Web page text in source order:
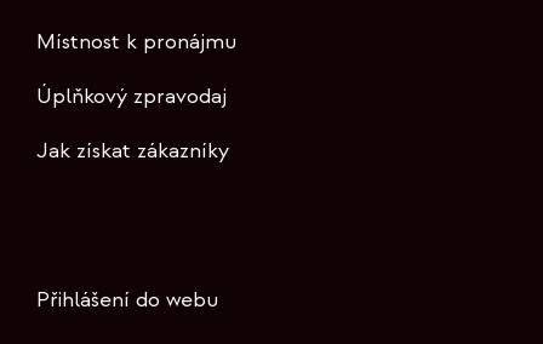
Místnost k pronájmu
Úplňkový zpravodaj
Jak získat zákazníky
Přihlášení do webu